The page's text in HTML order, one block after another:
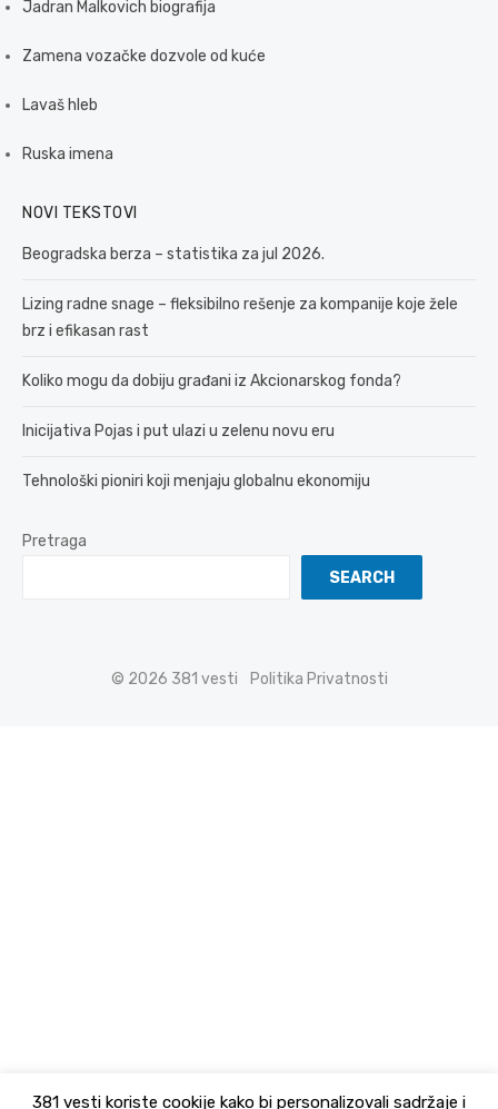
Jadran Malkovich biografija
Zamena vozačke dozvole od kuće
Lavaš hleb
Ruska imena
NOVI TEKSTOVI
Beogradska berza – statistika za jul 2026.
Lizing radne snage – fleksibilno rešenje za kompanije koje žele
brz i efikasan rast
Koliko mogu da dobiju građani iz Akcionarskog fonda?
Inicijativa Pojas i put ulazi u zelenu novu eru
Tehnološki pioniri koji menjaju globalnu ekonomiju
Pretraga
SEARCH
© 2026 381 vesti Politika Privatnosti
381 vesti koriste cookije kako bi personalizovali sadržaje i